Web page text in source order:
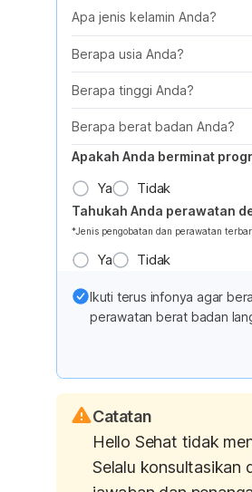
Apa jenis kelamin Anda?
Berapa usia Anda?
Berapa tinggi Anda?
Berapa berat badan Anda?
Apakah Anda berminat
Ya Tidak
Tahukah Anda perawatan
*Jenis pengobatan dan perawatan
Ya Tidak
Ikuti terus infonya agar
perawatan berat badan
Catatan
Hello Sehat tidak
Selalu konsultasikan